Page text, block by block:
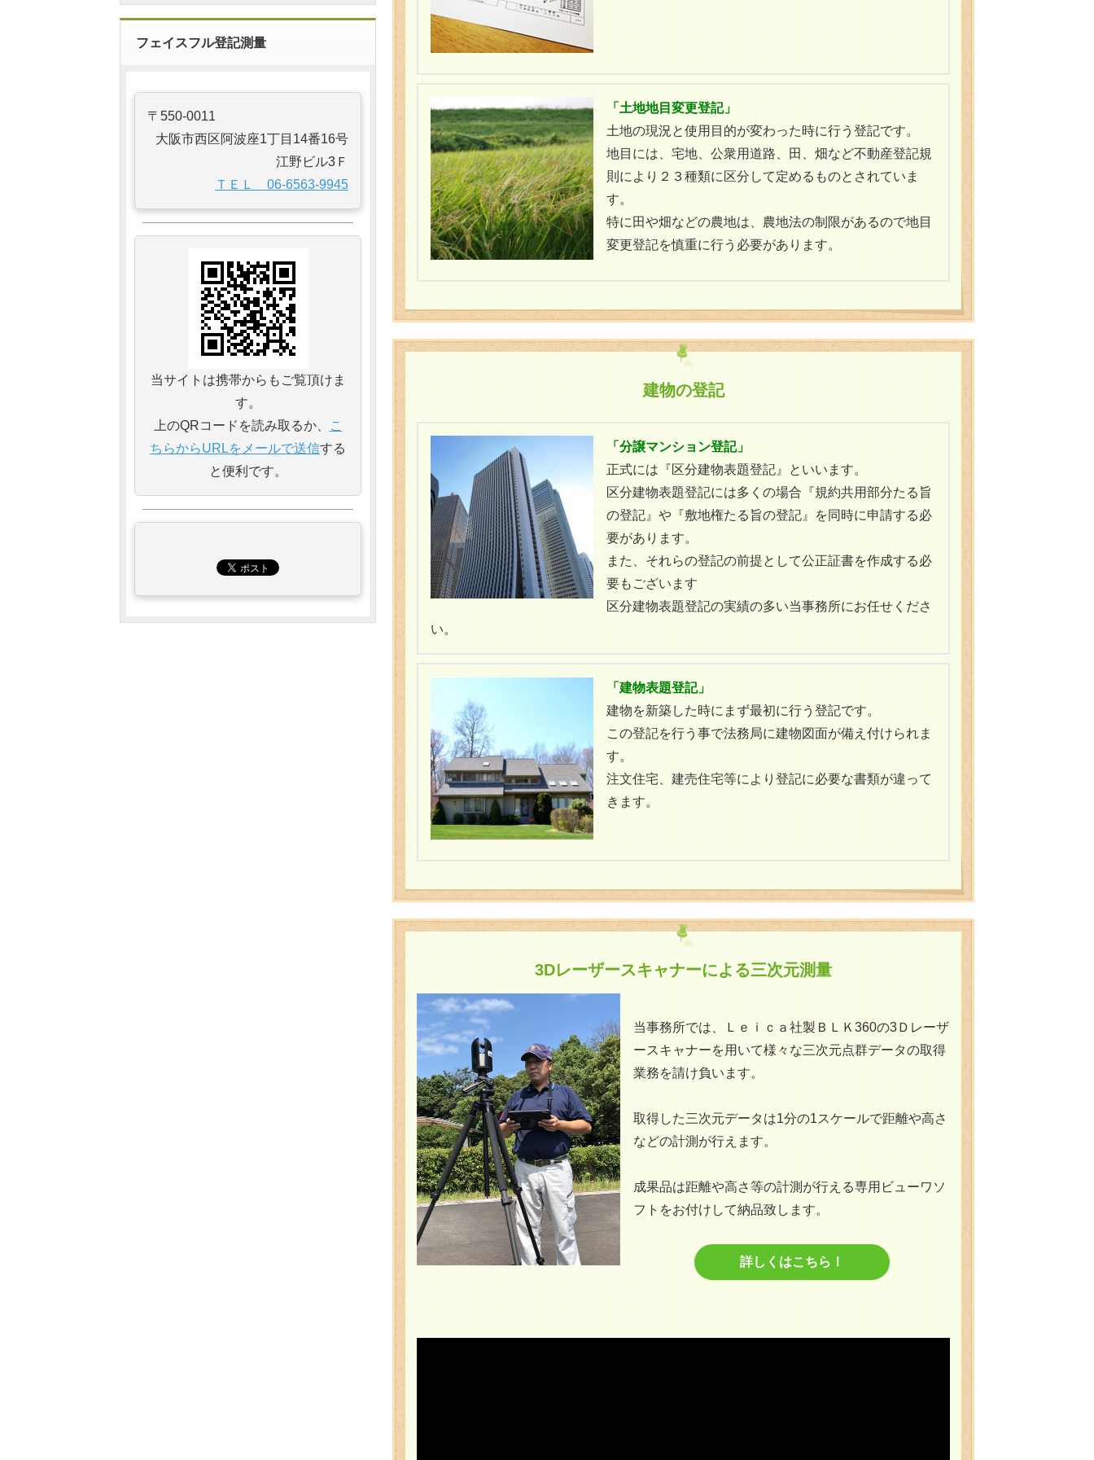
「土地地目変更登記」
土地の現況と使用目的が変わった時に行う登記です。
地目には、宅地、公衆用道路、田、畑など不動産登記規
則により２３種類に区分して定めるものとされていま
す。
特に田や畑などの農地は、農地法の制限があるので地目
変更登記を慎重に行う必要があります。
建物の登記
「分譲マンション登記」
正式には『区分建物表題登記』といいます。
区分建物表題登記には多くの場合『規約共用部分たる旨
の登記』や『敷地権たる旨の登記』を同時に申請する必
要があります。
また、それらの登記の前提として公正証書を作成する必
要もございます
区分建物表題登記の実績の多い当事務所にお任せくださ
い。
「建物表題登記」
建物を新築した時にまず最初に行う登記です。
この登記を行う事で法務局に建物図面が備え付けられま
す。
注文住宅、建売住宅等により登記に必要な書類が違って
きます。
3Dレーザースキャナーによる三次元測量
当事務所では、Ｌｅｉｃａ社製ＢＬＫ360の3Ｄレーザ
ースキャナーを用いて様々な三次元点群データの取得
業務を請け負います。
取得した三次元データは1分の1スケールで距離や高さ
などの計測が行えます。
成果品は距離や高さ等の計測が行える専用ビューワソ
フトをお付けして納品致します。
詳しくはこちら！
フェイスフル登記測量
〒550-0011
大阪市西区阿波座1丁目14番16号
江野ビル3Ｆ
ＴＥＬ 06-6563-9945
当サイトは携帯からもご覧頂けま
す。
上のQRコードを読み取るか、
こ
ちらからURLをメールで送信する
と便利です。